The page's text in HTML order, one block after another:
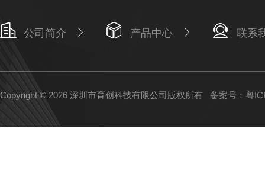
公司简介 产品中心 联系
Copyright © 2026 深圳市育创科技有限公司版权所有 备案号：粤